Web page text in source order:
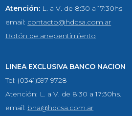
Atención: L. a V. de 8:30 a 17:30hs
email: contacto@hdcsa.com.ar
Botón de arrepentimiento
LINEA EXCLUSIVA BANCO NACION
Tel: (0341)597-9728
Atención: L. a V. de 8:30 a 17:30hs.
email: bna@hdcsa.com.ar